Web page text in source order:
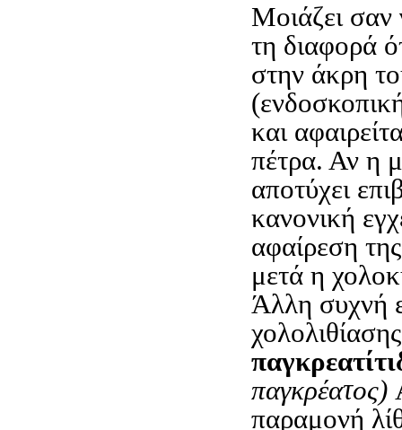
Μοιάζει
τη διαφορά
στην άκρη
και
πέτρα. Αν η
αποτύχει
κανονική
αφαίρεση
μετά η
Άλλη συχνή
παγκρέατος)
παραμονή